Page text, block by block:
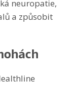
neuropatie,
a způsobit